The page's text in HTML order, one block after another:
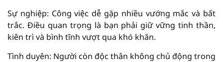
Sự nghiệp: Công việc dễ gặp nhiều vướng mắc và bất
trắc. Điều quan trọng là bạn phải giữ vững tinh thần,
kiên trì và bình tĩnh vượt qua khó khăn.
Tình duyên: Người còn độc thân không chủ động trong